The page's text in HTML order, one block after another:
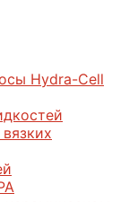
Hydra-Cell